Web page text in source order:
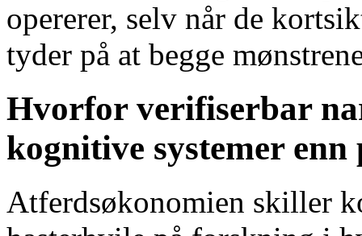
opererer, selv når de
tyder på at begge
Hvorfor verifiserbar
kognitive systemer
Atferdsøkonomien skiller